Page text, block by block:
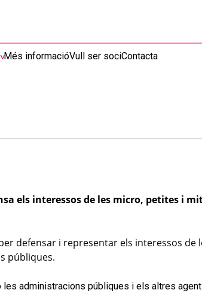
Més informacióVull ser sociContacta
els interessos de les micro, petites i
defensar i representar els interessos de
públiques.
administracions públiques i els altres